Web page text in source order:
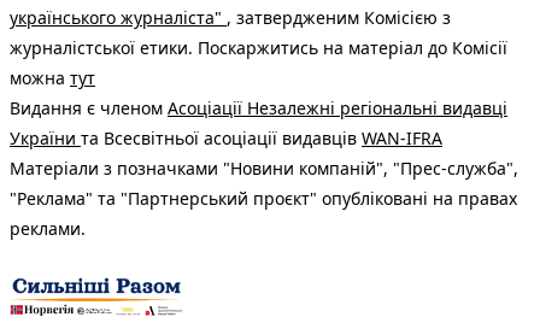
українського журналіста" , затвердженим Комісією з
журналістської етики. Поскаржитись на матеріал до Комісії
можна тут
Видання є членом Асоціації Незалежні регіональні видавці
України та Всесвітньої асоціації видавців WAN-IFRA
Матеріали з позначками "Новини компаній", "Прес-служба",
"Реклама" та "Партнерський проєкт" опубліковані на правах
реклами.